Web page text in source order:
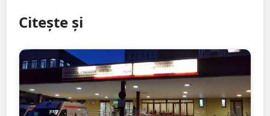
Citește și